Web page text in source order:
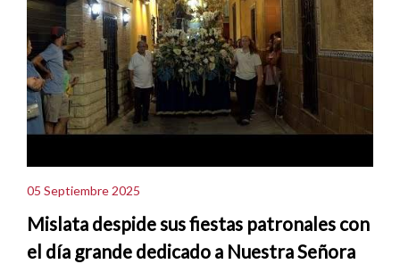
05 Septiembre 2025
Mislata despide sus fiestas patronales con
el día grande dedicado a Nuestra Señora